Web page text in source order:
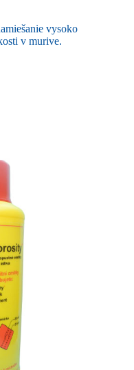
vysoko
v murive.